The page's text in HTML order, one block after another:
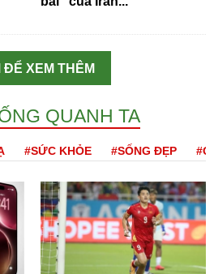
ĐỂ XEM THÊM
QUANH TA
#SỨC KHỎE #SỐNG ĐẸP